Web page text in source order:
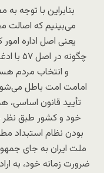
می‌بینیم که
یعنی اصل اداره امور
چگونه
و انتخاب مردم
امامت امت باطل
تأیید قانون
خود و کشور طبق نظر
بودن نظام استبداد
ملت ایران به جای
ضرورت زمانه خود، به